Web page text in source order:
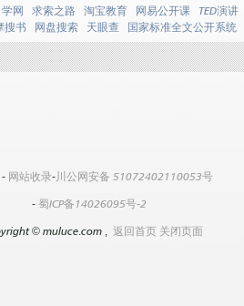
网 求索之路 淘宝教育 网易公开课 TED演讲
搜书 网盘搜索 天眼查 国家标准全文公开系统
- 网站收录-川公网安备 51072402110053号
- 蜀ICP备14026095号-2
©muluce.com , 返回首页 关闭页面